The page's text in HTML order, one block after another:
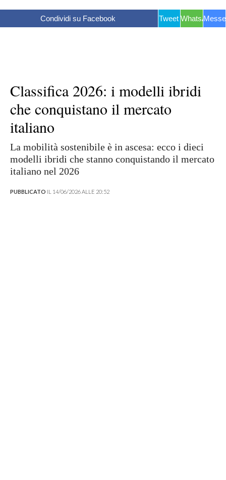
Condividi su Facebook Tweet WhatsApp
Classifica 2026: i modelli ibridi
che conquistano il mercato
italiano
La mobilità sostenibile è in ascesa: ecco i dieci
modelli ibridi che stanno conquistando il mercato
italiano nel 2026
PUBBLICATO IL 14/06/2026 ALLE 20:52